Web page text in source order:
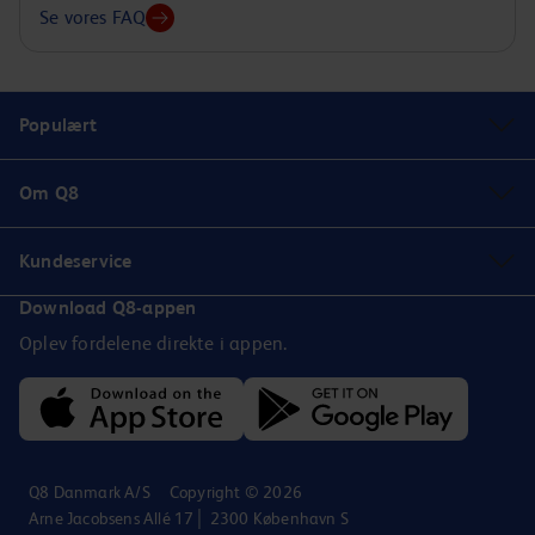
Se vores FAQ
Populært
Om Q8
Kundeservice
Download Q8-appen
Oplev fordelene direkte i appen.
Q8 Danmark A/S
Copyright © 2026
Arne Jacobsens Allé 17│ 2300 København S